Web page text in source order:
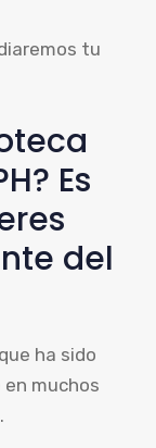
tu
Es
del
ha sido
en muchos